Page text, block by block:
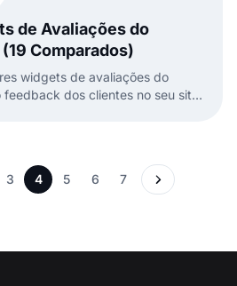
de Avaliações do
Comparados)
widgets de avaliações do
feedback dos clientes no seu site.
3 4 5 6 7